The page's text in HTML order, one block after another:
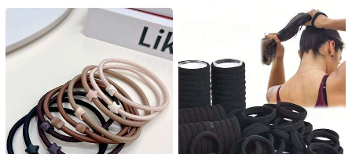
s***n สี: มัลติคัลเลอร์ / ประเภทสไตล์: หลากสี (2 ชิ้น)
poor
มีประโยชน์ (0)
l***7 สี: มัลติคัลเลอร์ / ประเภทสไตล์: หลากสี (4 ชิ้น)
Calidadpreciolorecomiendo mucho
ษะ, ยางยืด, อุปกรณ์เสริมความงามสำห